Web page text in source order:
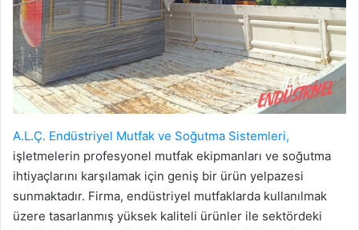
A.L.Ç. Endüstriyel Mutfak ve Soğutma Sistemleri,
işletmelerin profesyonel mutfak ekipmanları ve soğutma
ihtiyaçlarını karşılamak için geniş bir ürün yelpazesi
sunmaktadır. Firma, endüstriyel mutfaklarda kullanılmak
üzere tasarlanmış yüksek kaliteli ürünler ile sektördeki